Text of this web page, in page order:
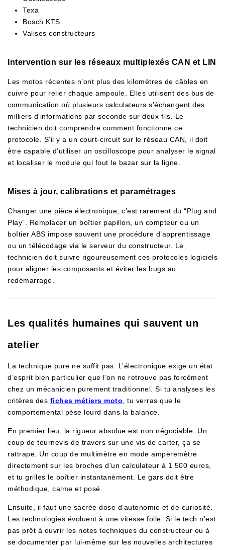
Texa
Bosch KTS
Valises constructeurs
Intervention sur les réseaux multiplexés CAN et LIN
Les motos récentes n’ont plus des kilomètres de câbles en
cuivre pour relier chaque ampoule. Elles utilisent des bus de
communication où plusieurs calculateurs s’échangent des
milliers d’informations par seconde sur deux fils. Le
technicien doit comprendre comment fonctionne ce
protocole. S’il y a un court-circuit sur le réseau CAN, il doit
être capable d’utiliser un oscilloscope pour analyser le signal
et localiser le module qui fout le bazar sur la ligne.
Mises à jour, calibrations et paramétrages
Changer une pièce électronique, c’est rarement du “Plug and
Play”. Remplacer un boîtier papillon, un compteur ou un
boîtier ABS impose souvent une procédure d’apprentissage
ou un télécodage via le serveur du constructeur. Le
technicien doit suivre rigoureusement ces protocoles logiciels
pour aligner les composants et éviter les bugs au
redémarrage.
Les qualités humaines qui sauvent un
atelier
La technique pure ne suffit pas. L’électronique exige un état
d’esprit bien particulier que l’on ne retrouve pas forcément
chez un mécanicien purement traditionnel. Si tu analyses les
critères des fiches métiers moto , tu verras que le
comportemental pèse lourd dans la balance.
En premier lieu, la rigueur absolue est non négociable. Un
coup de tournevis de travers sur une vis de carter, ça se
rattrape. Un coup de multimètre en mode ampèremètre
directement sur les broches d’un calculateur à 1 500 euros,
et tu grilles le boîtier instantanément. Le gars doit être
méthodique, calme et posé.
Ensuite, il faut une sacrée dose d’autonomie et de curiosité.
Les technologies évoluent à une vitesse folle. Si le tech n’est
pas prêt à ouvrir les notes techniques du constructeur ou à
se documenter par lui-même sur les nouvelles architectures